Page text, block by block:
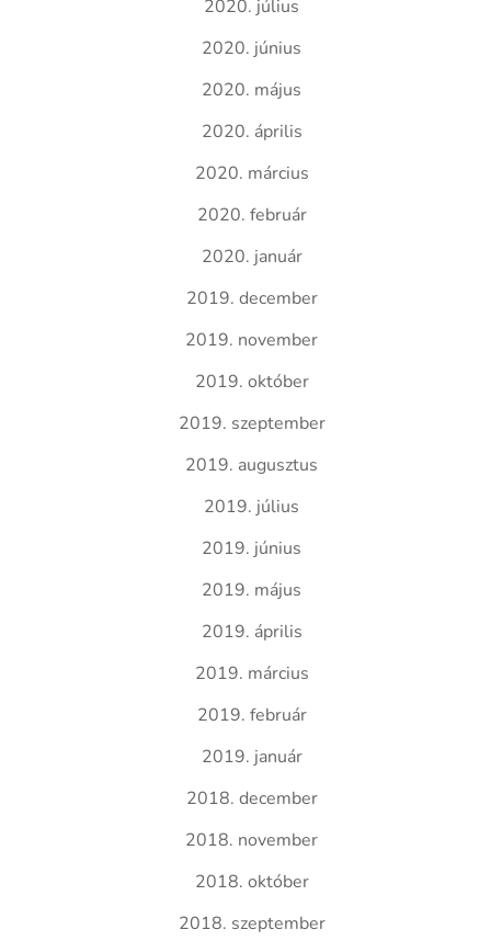
2020. július
2020. június
2020. május
2020. április
2020. március
2020. február
2020. január
2019. december
2019. november
2019. október
2019. szeptember
2019. augusztus
2019. július
2019. június
2019. május
2019. április
2019. március
2019. február
2019. január
2018. december
2018. november
2018. október
2018. szeptember